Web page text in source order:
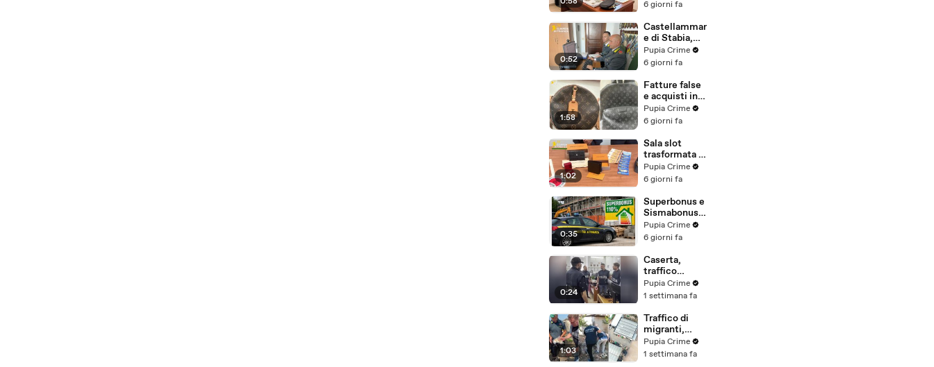
7,8 milioni
(30.07.26)
6 giorni fa
0:52
Castellammar
e di Stabia,
evasione
fiscale:
beni per 1,6
milioni ad un
consorzio
navale
(29.07.26)
Pupia Crime
6 giorni fa
1:58
Fatture false
e acquisti in
nero, blitz
contro rete di
cinesi
sequestri per
8,5 milioni
(29.07.26)
Pupia Crime
6 giorni fa
1:02
Sala slot
trasformata in
"bancomat":
sequestrati
220mila euro
a due coniugi
(29.07.26)
Pupia Crime
6 giorni fa
0:35
Superbonus e
Sismabonus,
sequestrati
beni per 1,4
scoperto
sistema con
false
abitazioni
(29.07.26)
Pupia Crime
6 giorni fa
0:24
Caserta,
traffico
internazionale
di cocaina:
latitante
nigeriano
ricercato dal
2019
(28.07.26)
Pupia Crime
1 settimana fa
1:03
Traffico di
migranti,
smantellata
rete tra
Pupia Crime
1 settimana fa